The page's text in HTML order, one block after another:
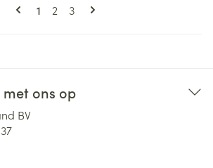
Pagina's
U lees momenteel pagina
1 Pagina
2 Pagina
3
ons op
BV